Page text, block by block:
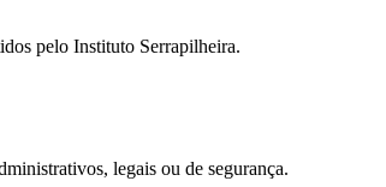
pelo Instituto Serrapilheira.
legais ou de segurança.